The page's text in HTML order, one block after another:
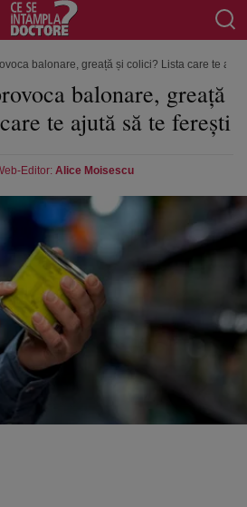
balonare, greață și colici? Lista care te
balonare, greață
te ajută să te ferești
Editor: Alice Moisescu